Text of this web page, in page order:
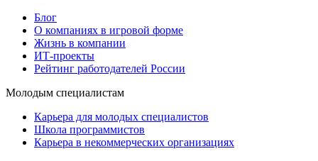
Блог
О компаниях в игровой форме
Жизнь в компании
ИТ-проекты
Рейтинг работодателей России
Молодым специалистам
Карьера для молодых специалистов
Школа программистов
Карьера в некоммерческих организациях